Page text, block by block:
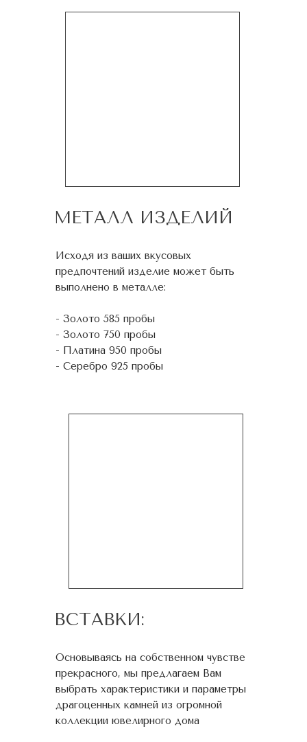
МЕТАЛЛ ИЗДЕЛИЙ
Исходя из ваших вкусовых
предпочтений изделие может быть
выполнено в металле:
- Золото 585 пробы
- Золото 750 пробы
- Платина 950 пробы
- Серебро 925 пробы
ВСТАВКИ:
Основываясь на собственном чувстве
прекрасного, мы предлагаем Вам
выбрать характеристики и параметры
драгоценных камней из огромной
коллекции ювелирного дома